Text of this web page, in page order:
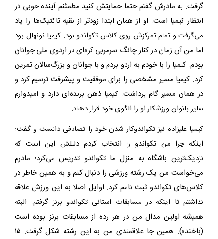
گرفت. به مادرش گفتم حتما حمایتش کنید مطمئنم آینده خوبی در
انتظار کیمیا است. او از همان ابتدا زودتر از بقیه تاکتیک‌ها را یاد
می‌گرفت و تمام تمرکزش روی کلاس تکواندو بود. کیمیا نونهال بود
اما من آن زمان در کنار چانگ سرمربی کره‌ای در اردوی ملی جوانان
بودم. کیمیا را با خودم به اردو بردم و با جوانان و بزرگ‌سالان تمرین
کرد. کیمیا مسیر مشخصی را برای موفقیت و پیشرفت ترسیم کرد و
در همان مسیر گام برداشت. کیمیا ذهن برنده‌ای دارد و امیدوارم
سایر بانوان ورزشکار او را الگوی خود قرار دهند.
کیمیا علیزاده نیز تکواندوکار شدن خود را تصادفی دانست و گفت:
اینکه چرا من تکواندو را انتخاب کردم دلیلش این است که
نزدیک‌ترین باشگاه به منزل ما تکواندو تدریس می‌کرد؛ مادرم
می‌خواست من یک رشته ورزشی را دنبال کنم و به همین خاطر در
کلاس‌های تکواندو ثبت نامم کرد. اوایل اصلا به این ورزش علاقه
نداشتم تا اینکه در مسابقات استانی تکواندو برنز گرفتم. البته
همیشه اولین مدال من در هر رده از مسابقات برنز بوده است
(باخنده). همین جا علاقمندی من به این رشته شکل گرفت. ۱۵